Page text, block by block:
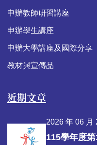
申辦教師研習講座
申辦學生講座
申辦大學講座及國際分享
教材與宣傳品
近期文章
2026 年 06 月
115學年度